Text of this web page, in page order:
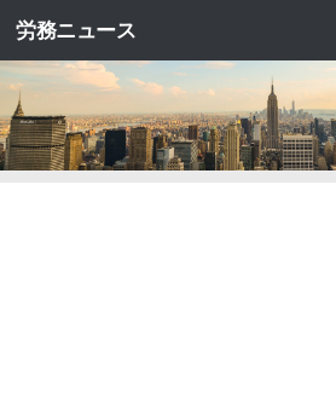
コンテンツへスキップ
労務ニュース